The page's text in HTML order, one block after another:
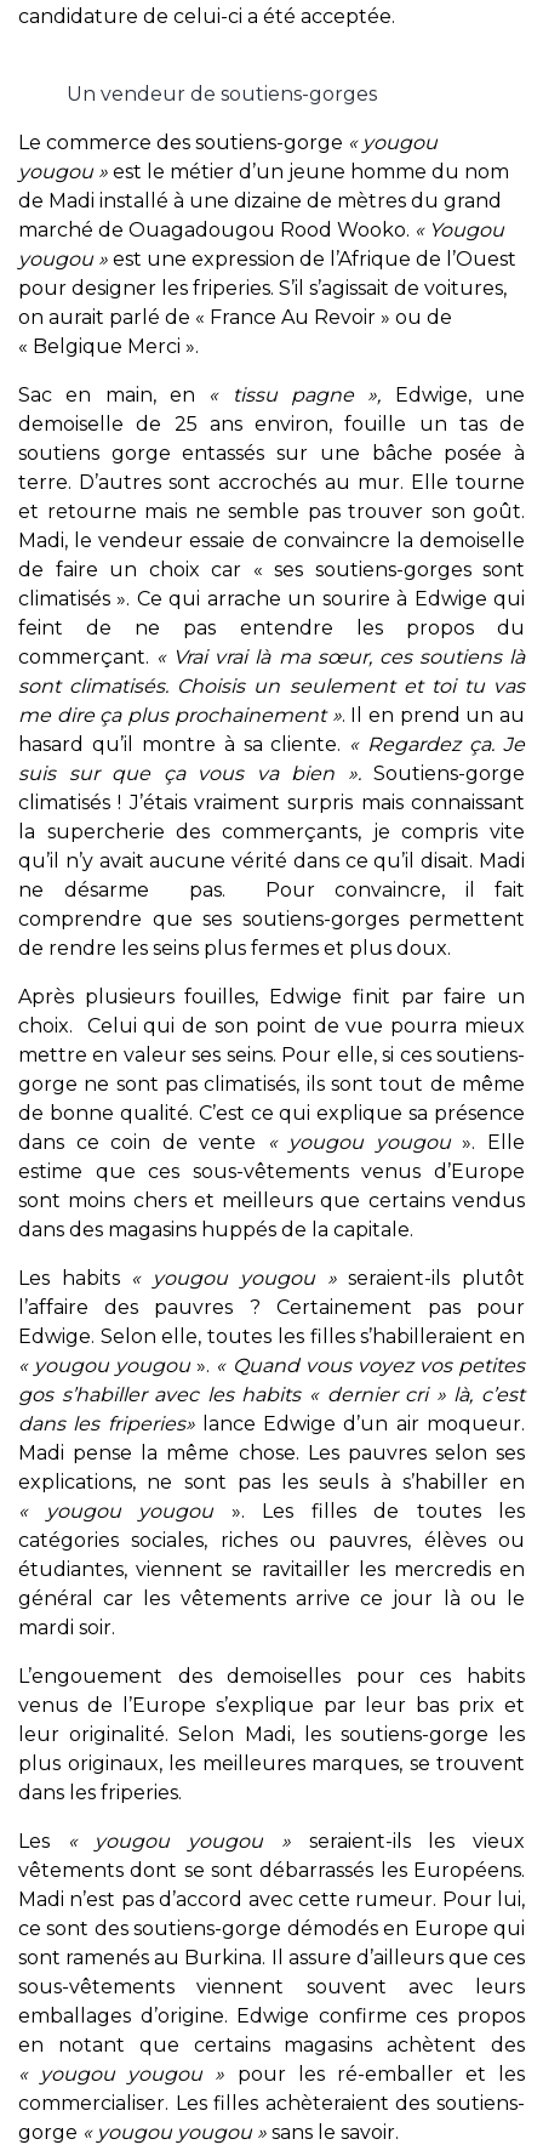
candidature de celui-ci a été acceptée.
Un vendeur de soutiens-gorges
Le commerce des soutiens-gorge « yougou
yougou » est le métier d’un jeune homme du nom
de Madi installé à une dizaine de mètres du grand
marché de Ouagadougou Rood Wooko. « Yougou
yougou » est une expression de l’Afrique de l’Ouest
pour designer les friperies. S’il s’agissait de voitures,
on aurait parlé de « France Au Revoir » ou de
« Belgique Merci ».
Sac en main, en « tissu pagne », Edwige, une
demoiselle de 25 ans environ, fouille un tas de
soutiens gorge entassés sur une bâche posée à
terre. D’autres sont accrochés au mur. Elle tourne
et retourne mais ne semble pas trouver son goût.
Madi, le vendeur essaie de convaincre la demoiselle
de faire un choix car « ses soutiens-gorges sont
climatisés ». Ce qui arrache un sourire à Edwige qui
feint de ne pas entendre les propos du
commerçant. « Vrai vrai là ma sœur, ces soutiens là
sont climatisés. Choisis un seulement et toi tu vas
me dire ça plus prochainement ». Il en prend un au
hasard qu’il montre à sa cliente. « Regardez ça. Je
suis sur que ça vous va bien ».Soutiens-gorge
climatisés ! J’étais vraiment surpris mais connaissant
la supercherie des commerçants, je compris vite
qu’il n’y avait aucune vérité dans ce qu’il disait. Madi
ne désarme pas. Pour convaincre, il fait
comprendre que ses soutiens-gorges permettent
de rendre les seins plus fermes et plus doux.
Après plusieurs fouilles, Edwige finit par faire un
choix. Celui qui de son point de vue pourra mieux
mettre en valeur ses seins. Pour elle, si ces soutiens-
gorge ne sont pas climatisés, ils sont tout de même
de bonne qualité. C’est ce qui explique sa présence
dans ce coin de vente
« yougou yougou». Elle
estime que ces sous-vêtements venus d’Europe
sont moins chers et meilleurs que certains vendus
dans des magasins huppés de la capitale.
Les habits « yougou yougou »seraient-ils plutôt
l’affaire des pauvres ? Certainement pas pour
Edwige. Selon elle, toutes les filles s’habilleraient en
« yougou yougou ». « Quand vous voyez vos petites
gos s’habiller avec les habits « dernier cri » là, c’est
dans les friperies»lance Edwige d’un air moqueur.
Madi pense la même chose. Les pauvres selon ses
explications, ne sont pas les seuls à s’habiller en
« yougou yougou ». Les filles de toutes les
catégories sociales, riches ou pauvres, élèves ou
étudiantes, viennent se ravitailler les mercredis en
général car les vêtements arrive ce jour là ou le
mardi soir.
L’engouement des demoiselles pour ces habits
venus de l’Europe s’explique par leur bas prix et
leur originalité. Selon Madi, les soutiens-gorge les
plus originaux, les meilleures marques, se trouvent
dans les friperies.
Les « yougou yougou »seraient-ils les vieux
vêtements dont se sont débarrassés les Européens.
Madi n’est pas d’accord avec cette rumeur. Pour lui,
ce sont des soutiens-gorge démodés en Europe qui
sont ramenés au Burkina. Il assure d’ailleurs que ces
sous-vêtements viennent souvent avec leurs
emballages d’origine. Edwige confirme ces propos
en notant que certains magasins achètent des
« yougou yougou » pour les ré-emballer et les
commercialiser. Les filles achèteraient des soutiens-
gorge « yougou yougou » sans le savoir.